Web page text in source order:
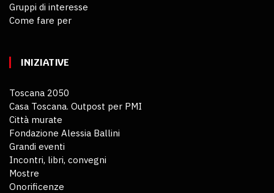
Gruppi di interesse
Come fare per
INIZIATIVE
Toscana 2050
Casa Toscana. Outpost per PMI
Città murate
Fondazione Alessia Ballini
Grandi eventi
Incontri, libri, convegni
Mostre
Onorificenze